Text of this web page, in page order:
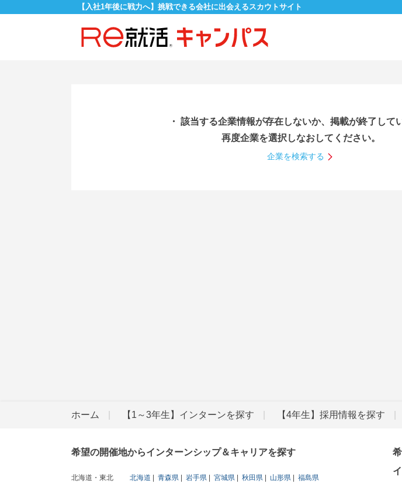
【入社1年後に戦力へ】挑戦できる会社に出会えるスカウトサイト
・ 該当する企業情報が存在しないか、掲載が終了して
再度企業を選択しなおしてください。
企業を検索する
ホーム 【1～3年生】インターンを探す 【4年生】採用情報を探す
希望の開催地からインターンシップ＆キャリアを探す
北海道・東北 北海道 青森県 岩手県 宮城県 秋田県 山形県
福島県